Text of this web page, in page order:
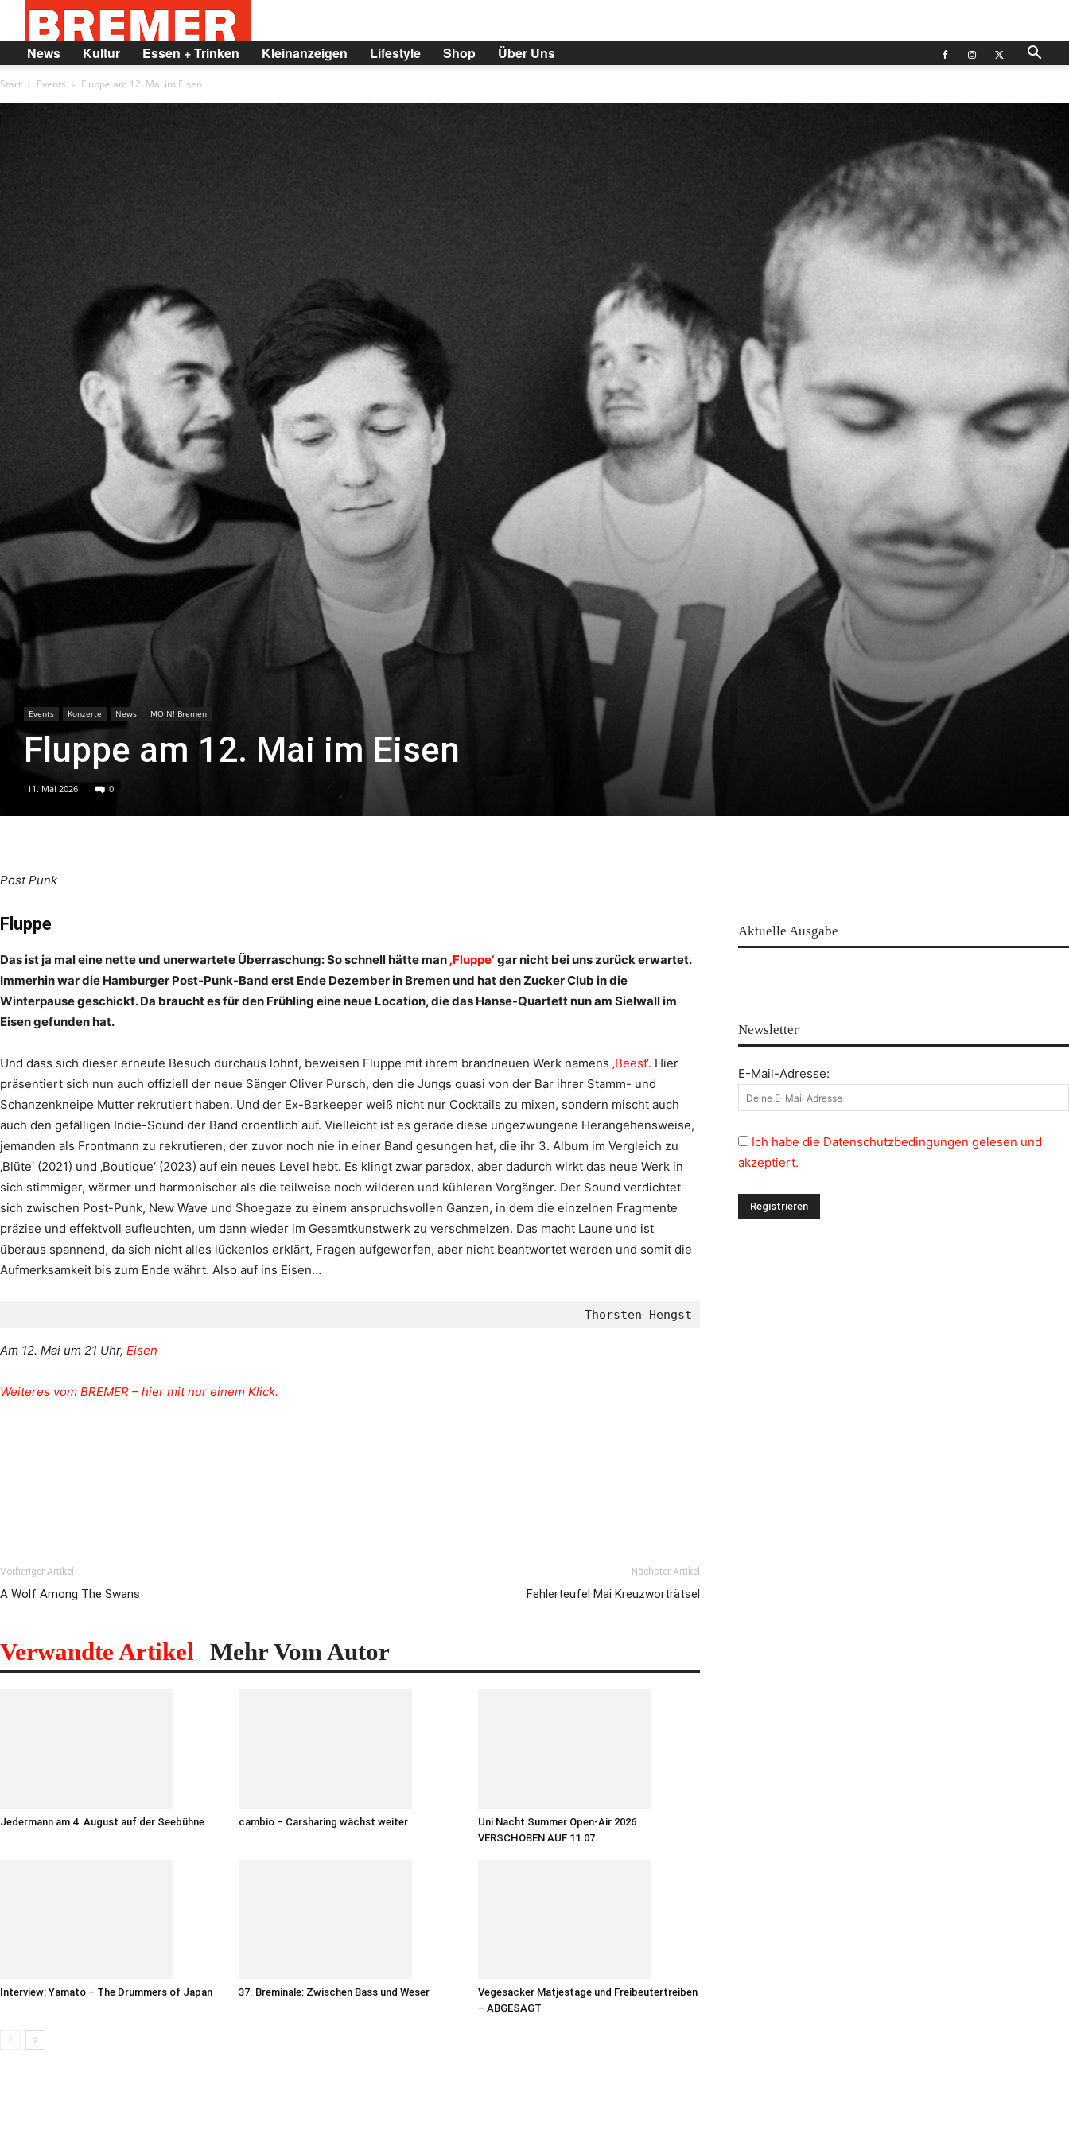
BREMER
News Kultur Essen + Trinken Kleinanzeigen Lifestyle Shop Über Uns
Start Events Fluppe am 12. Mai im Eisen
Events Konzerte News MOIN! Bremen
Fluppe am 12. Mai im Eisen
11. Mai 2026 0
Post Punk
Fluppe
Das ist ja mal eine nette und unerwartete Überraschung: So schnell hätte man ‚Fluppe‘ gar nicht bei uns zurück erwartet.
Immerhin war die Hamburger Post-Punk-Band erst Ende Dezember in Bremen und hat den Zucker Club in die
Winterpause geschickt. Da braucht es für den Frühling eine neue Location, die das Hanse-Quartett nun am Sielwall im
Eisen gefunden hat.
Und dass sich dieser erneute Besuch durchaus lohnt, beweisen Fluppe mit ihrem brandneuen Werk namens ‚Beest‘. Hier
präsentiert sich nun auch offiziell der neue Sänger Oliver Pursch, den die Jungs quasi von der Bar ihrer Stamm- und
Schanzenkneipe Mutter rekrutiert haben. Und der Ex-Barkeeper weiß nicht nur Cocktails zu mixen, sondern mischt auch
auch den gefälligen Indie-Sound der Band ordentlich auf. Vielleicht ist es gerade diese ungezwungene Herangehensweise,
jemanden als Frontmann zu rekrutieren, der zuvor noch nie in einer Band gesungen hat, die ihr 3. Album im Vergleich zu
‚Blüte‘ (2021) und ‚Boutique‘ (2023) auf ein neues Level hebt. Es klingt zwar paradox, aber dadurch wirkt das neue Werk in
sich stimmiger, wärmer und harmonischer als die teilweise noch wilderen und kühleren Vorgänger. Der Sound verdichtet
sich zwischen Post-Punk, New Wave und Shoegaze zu einem anspruchsvollen Ganzen, in dem die einzelnen Fragmente
präzise und effektvoll aufleuchten, um dann wieder im Gesamtkunstwerk zu verschmelzen. Das macht Laune und ist
überaus spannend, da sich nicht alles lückenlos erklärt, Fragen aufgeworfen, aber nicht beantwortet werden und somit die
Aufmerksamkeit bis zum Ende währt. Also auf ins Eisen…
Thorsten Hengst
Am 12. Mai um 21 Uhr, Eisen
Weiteres vom BREMER – hier mit nur einem Klick.
Vorheriger Artikel
A Wolf Among The Swans
Nächster Artikel
Fehlerteufel Mai Kreuzworträtsel
Verwandte Artikel Mehr Vom Autor
Jedermann am 4. August auf der Seebühne cambio – Carsharing wächst weiter
Uni Nacht Summer Open-Air 2026
VERSCHOBEN AUF 11.07.
Interview: Yamato – The Drummers of Japan 37. Breminale: Zwischen Bass und Weser
Vegesacker Matjestage und Freibeutertreiben
– ABGESAGT
Aktuelle Ausgabe
Newsletter
E-Mail-Adresse:
Ich habe die Datenschutzbedingungen gelesen und
akzeptiert.